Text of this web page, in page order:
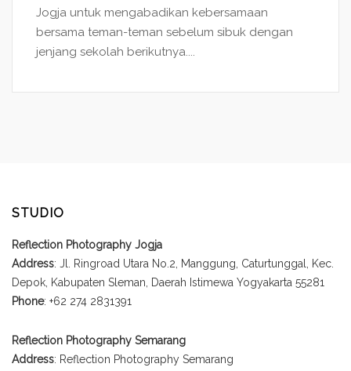
Jogja untuk mengabadikan kebersamaan
bersama teman-teman sebelum sibuk dengan
jenjang sekolah berikutnya....
STUDIO
Reflection Photography Jogja
Address: Jl. Ringroad Utara No.2, Manggung, Caturtunggal, Kec.
Depok, Kabupaten Sleman, Daerah Istimewa Yogyakarta 55281
Phone: +62 274 2831391
Reflection Photography Semarang
Address: Reflection Photography Semarang